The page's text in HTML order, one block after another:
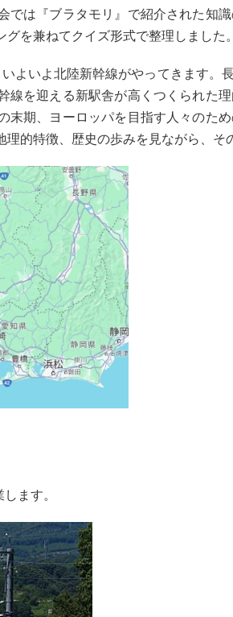
では『ブラタモリ』で紹介された知
を兼ねてクイズ形式で整理しました
よいよ北陸新幹線がやってきます。
線を迎える新駅舎が高くつくられた
末期、ヨーロッパを目指す人々のた
的特徴、歴史の歩みを見ながら、そ
ます。